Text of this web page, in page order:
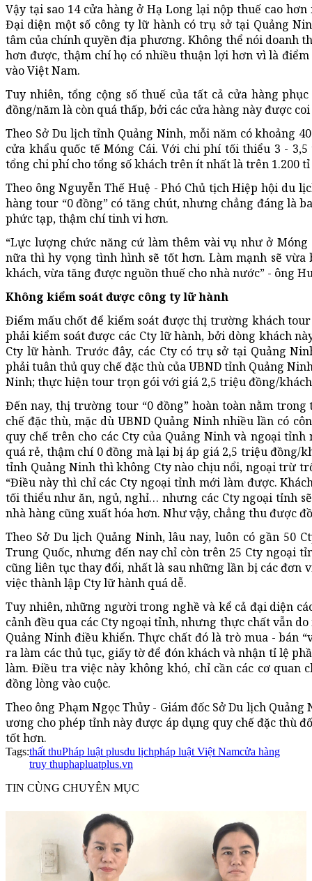
Vậy tại sao 14 cửa hàng ở Hạ Long lại nộp thuế cao
Đại diện một số công ty lữ hành có trụ sở tại Quảng
tâm của chính quyền địa phương. Không thể nói doanh
hơn được, thậm chí họ có nhiều thuận lợi hơn vì là
vào Việt Nam.
Tuy nhiên, tổng cộng số thuế của tất cả cửa hàng
đồng/năm là còn quá thấp, bởi các cửa hàng này được
Theo Sở Du lịch tỉnh Quảng Ninh, mỗi năm có khoảng
cửa khẩu quốc tế Móng Cái. Với chi phí tối thiểu 3 -
tổng chi phí cho tổng số khách trên ít nhất là trên 1.200
Theo ông Nguyễn Thế Huệ - Phó Chủ tịch Hiệp hội du
hàng tour “0 đồng” có tăng chút, nhưng chẳng đáng là
phức tạp, thậm chí tinh vi hơn.
“Lực lượng chức năng cứ làm thêm vài vụ như ở
nữa thì hy vọng tình hình sẽ tốt hơn. Làm mạnh sẽ
khách, vừa tăng được nguồn thuế cho nhà nước” - ông
Không kiểm soát được công ty lữ hành
Điểm mấu chốt để kiểm soát được thị trường khách
phải kiểm soát được các Cty lữ hành, bởi dòng khách
Cty lữ hành. Trước đây, các Cty có trụ sở tại Quảng
phải tuân thủ quy chế đặc thù của UBND tỉnh Quảng
Ninh; thực hiện tour trọn gói với giá 2,5 triệu đồng/
Đến nay, thị trường tour “0 đồng” hoàn toàn nằm
chế đặc thù, mặc dù UBND Quảng Ninh nhiều lần có
quy chế trên cho các Cty của Quảng Ninh và ngoại
quá rẻ, thậm chí 0 đồng mà lại bị áp giá 2,5 triệu đồng/
tỉnh Quảng Ninh thì không Cty nào chịu nổi, ngoại trừ
“Điều này thì chỉ các Cty ngoại tỉnh mới làm được.
tối thiểu như ăn, ngủ, nghỉ… nhưng các Cty ngoại tỉnh
nhà hàng cũng xuất hóa hơn. Như vậy, chẳng thu được
Theo Sở Du lịch Quảng Ninh, lâu nay, luôn có gần 50
Trung Quốc, nhưng đến nay chỉ còn trên 25 Cty ngoại
cũng liên tục thay đổi, nhất là sau những lần bị các đơn
việc thành lập Cty lữ hành quá dễ.
Tuy nhiên, những người trong nghề và kể cả đại diện
cảnh đều qua các Cty ngoại tỉnh, nhưng thực chất vẫn
Quảng Ninh điều khiển. Thực chất đó là trò mua - bán
ra làm các thủ tục, giấy tờ để đón khách và nhận tỉ lệ
làm. Điều tra việc này không khó, chỉ cần các cơ quan
đồng lòng vào cuộc.
Theo ông Phạm Ngọc Thủy - Giám đốc Sở Du lịch
ương cho phép tỉnh này được áp dụng quy chế đặc thù
tốt hơn.
Tags:thất thuPháp luật plusdu lịchpháp luật Việt Namcửa hàng
truy thuphapluatplus.vn
TIN CÙNG CHUYÊN MỤC